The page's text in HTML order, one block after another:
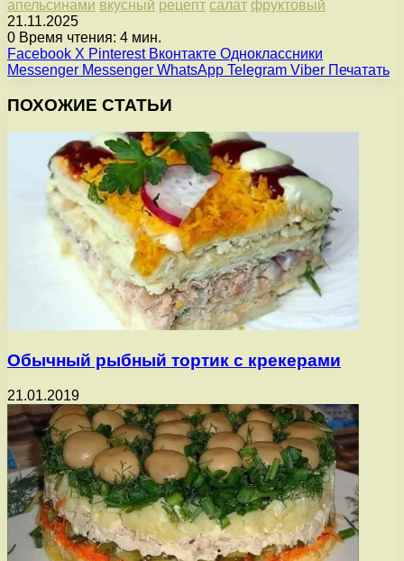
апельсинами вкусный рецепт салат фруктовый
21.11.2025
0 Время чтения: 4 мин.
Facebook X Pinterest Вконтакте Одноклассники
Messenger Messenger WhatsApp Telegram Viber Печатать
ПОХОЖИЕ СТАТЬИ
Обычный рыбный тортик с крекерами
21.01.2019